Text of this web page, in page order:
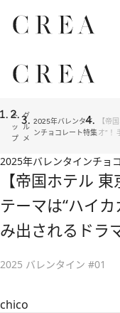
ト
ッ
プ
グ
ル
メ
2025年バレンタイ
ンチョコレート特集
【帝
オ”！
2025年バレンタインチョ
【帝国ホテル
テーマは“ハイ
み出されるドラ
2025 バレンタイン #01
chico